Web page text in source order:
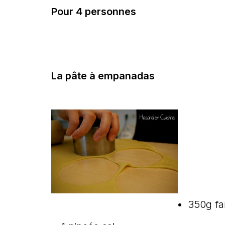
Pour 4 personnes
La pâte à empanadas
350g